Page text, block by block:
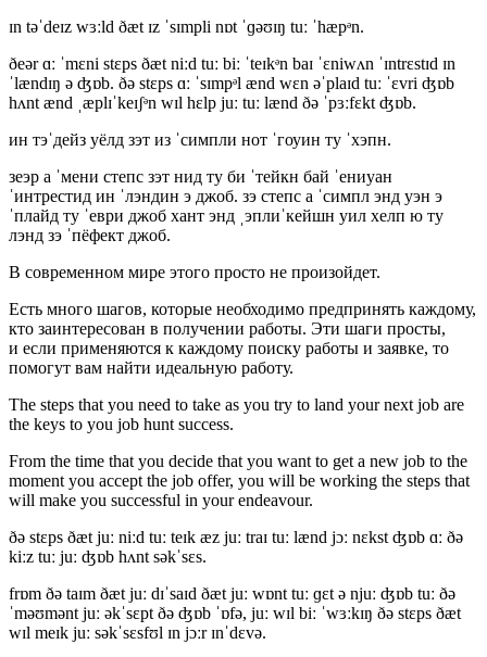
ɪn təˈdeɪz wɜːld ðæt ɪz ˈsɪmpli nɒt ˈɡəʊɪŋ tuː ˈhæpᵊn.
ðeər ɑː ˈmɛni stɛps ðæt niːd tuː biː ˈteɪkᵊn baɪ ˈɛniwʌn ˈɪntrɛstɪd ɪn
ˈlændɪŋ ə ʤɒb. ðə stɛps ɑː ˈsɪmpᵊl ænd wɛn əˈplaɪd tuː ˈɛvri ʤɒb
hʌnt ænd ˌæplɪˈkeɪʃᵊn wɪl hɛlp juː tuː lænd ðə ˈpɜːfɛkt ʤɒb.
ин тэˈдейз уёлд зэт из ˈсимпли нот ˈгоуин ту ˈхэпн.
зеэр а ˈмени степс зэт нид ту би ˈтейкн бай ˈениуан
ˈинтрестид ин ˈлэндин э джоб. зэ степс а ˈсимпл энд уэн э
ˈплайд ту ˈеври джоб хант энд ˌэплиˈкейшн уил хелп ю ту
лэнд зэ ˈпёфект джоб.
В современном мире этого просто не произойдет.
Есть много шагов, которые необходимо предпринять каждому,
кто заинтересован в получении работы. Эти шаги просты,
и если применяются к каждому поиску работы и заявке, то
помогут вам найти идеальную работу.
The steps that you need to take as you try to land your next job are
the keys to you job hunt success.
From the time that you decide that you want to get a new job to the
moment you accept the job offer, you will be working the steps that
will make you successful in your endeavour.
ðə stɛps ðæt juː niːd tuː teɪk æz juː traɪ tuː lænd jɔː nɛkst ʤɒb ɑː ðə
kiːz tuː juː ʤɒb hʌnt səkˈsɛs.
frɒm ðə taɪm ðæt juː dɪˈsaɪd ðæt juː wɒnt tuː ɡɛt ə njuː ʤɒb tuː ðə
ˈməʊmənt juː əkˈsɛpt ðə ʤɒb ˈɒfə, juː wɪl biː ˈwɜːkɪŋ ðə stɛps ðæt
wɪl meɪk juː səkˈsɛsfʊl ɪn jɔːr ɪnˈdɛvə.